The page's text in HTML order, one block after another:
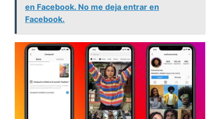
en Facebook. No me deja entrar en
Facebook.